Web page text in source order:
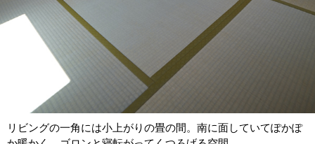
リビングの一角には小上がりの畳の間。南に面していてぽかぽ